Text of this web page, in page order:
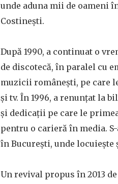
unde aduna mii de oameni
Costinești.
După 1990, a continuat o
de discotecă, în paralel cu
muzicii românești, pe care
și tv. În 1996, a renunțat la
și dedicații pe care le
pentru o carieră în media.
în București, unde locuiește
Un revival propus în 2013 de